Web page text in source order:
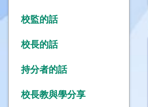
校監的話
校長的話
持分者的話
校長教與學分享